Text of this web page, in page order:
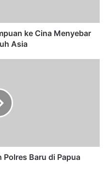
ke Cina Menyebar
Asia
Polres Baru di Papua